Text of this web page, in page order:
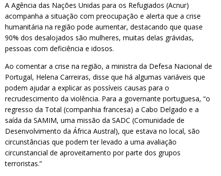
A Agência das Nações Unidas para os Refugiados (Acnur)
acompanha a situação com preocupação e alerta que a crise
humanitária na região pode aumentar, destacando que quase
90% dos desalojados são mulheres, muitas delas grávidas,
pessoas com deficiência e idosos.
Ao comentar a crise na região, a ministra da Defesa Nacional de
Portugal, Helena Carreiras, disse que há algumas variáveis que
podem ajudar a explicar as possíveis causas para o
recrudescimento da violência. Para a governante portuguesa, “o
regresso da Total (companhia francesa) a Cabo Delgado e a
saída da SAMIM, uma missão da SADC (Comunidade de
Desenvolvimento da África Austral), que estava no local, são
circunstâncias que podem ter levado a uma avaliação
circunstancial de aproveitamento por parte dos grupos
terroristas.”